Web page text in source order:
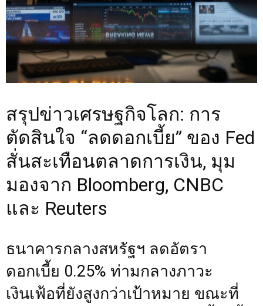
สรุปข่าวเศรษฐกิจโลก: การ
ตัดสินใจ “ลดดอกเบี้ย” ของ Fed
สั่นสะเทือนตลาดการเงิน, มุม
มองจาก Bloomberg, CNBC
และ Reuters
ธนาคารกลางสหรัฐฯ ลดอัตรา
ดอกเบี้ย 0.25% ท่ามกลางภาวะ
เงินเฟ้อที่ยังสูงกว่าเป้าหมาย ขณะที่